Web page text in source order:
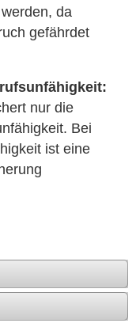
da
gefährdet
nur die
Bei
ist eine